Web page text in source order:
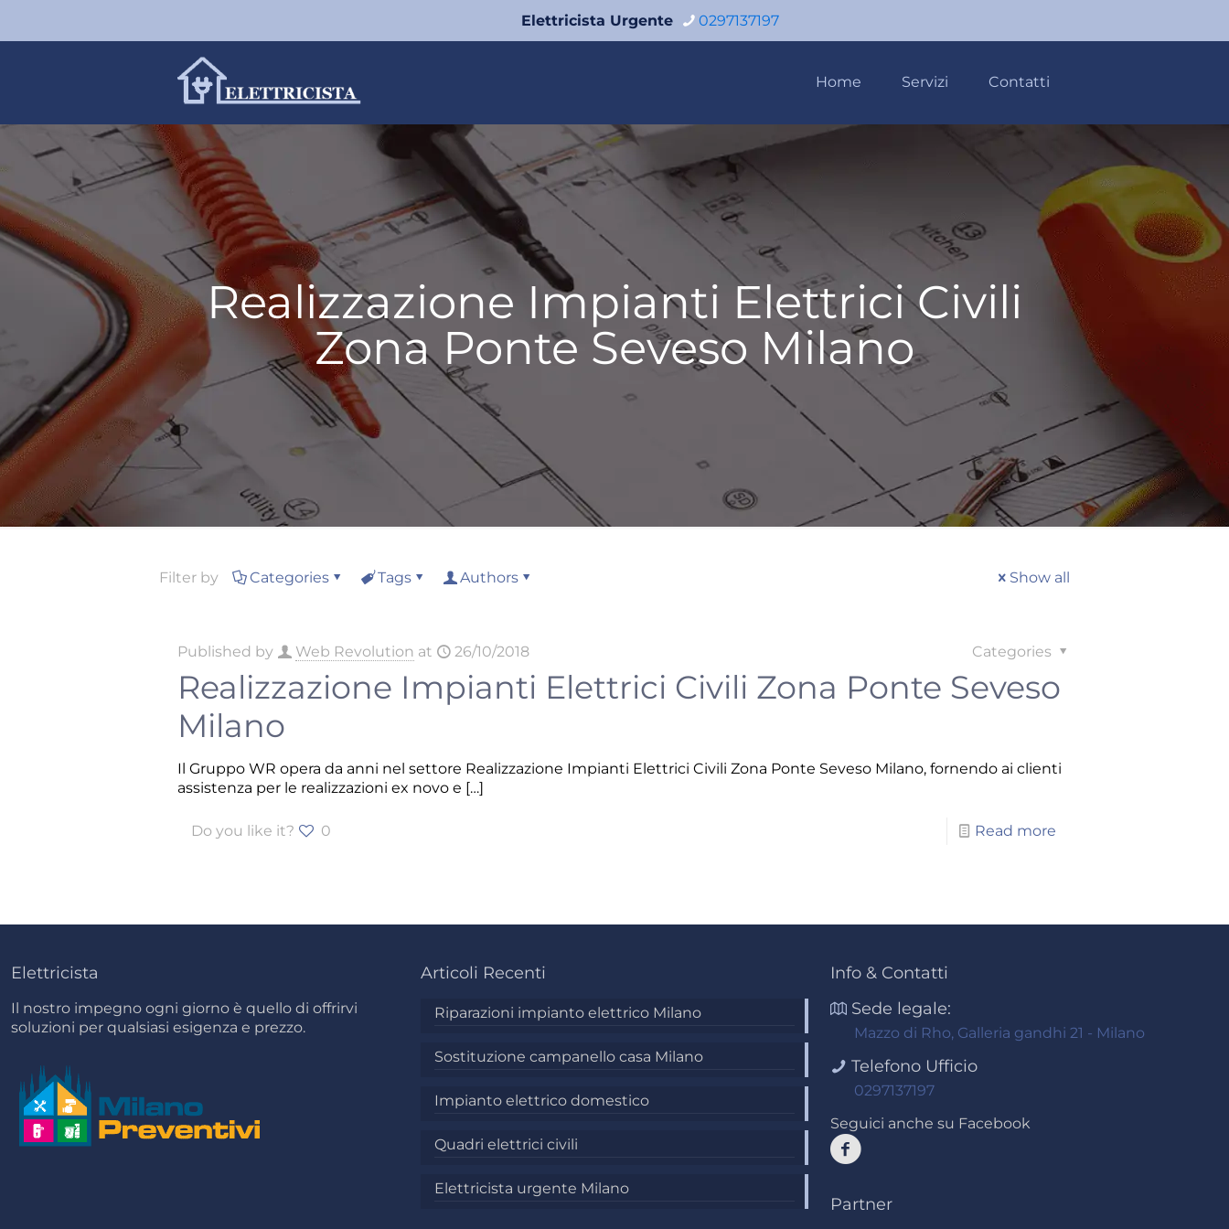
Elettricista Urgente 0297137197
Home Servizi Contatti
Realizzazione Impianti Elettrici Civili
Zona Ponte Seveso Milano
Filter by Categories Tags Authors Show all
Published by Web Revolution at 26/10/2018 Categories
Realizzazione Impianti Elettrici Civili Zona Ponte Seveso
Milano
Il Gruppo WR opera da anni nel settore Realizzazione Impianti Elettrici Civili Zona Ponte Seveso Milano, fornendo ai clienti
assistenza per le realizzazioni ex novo e […]
Do you like it? 0 Read more
Elettricista
Il nostro impegno ogni giorno è quello di offrirvi
soluzioni per qualsiasi esigenza e prezzo.
Articoli Recenti
Riparazioni impianto elettrico Milano
Sostituzione campanello casa Milano
Impianto elettrico domestico
Quadri elettrici civili
Elettricista urgente Milano
Info & Contatti
Sede legale:
Mazzo di Rho, Galleria gandhi 21 - Milano
Telefono Ufficio
0297137197
Seguici anche su Facebook
Partner